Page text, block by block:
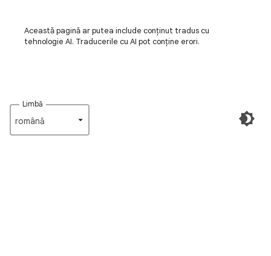
Această pagină ar putea include conținut tradus cu
tehnologie AI. Traducerile cu AI pot conține erori.
Limbă
română‎